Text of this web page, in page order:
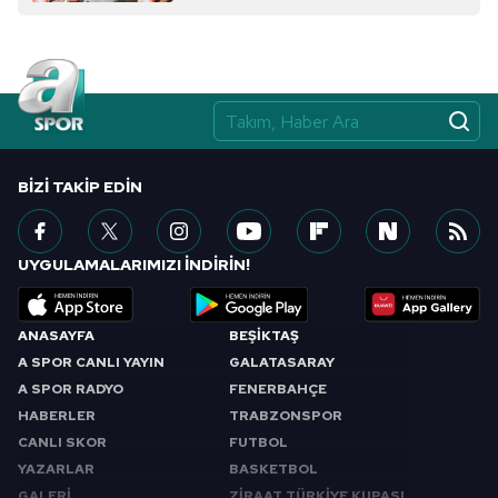
vasıtasıyla belirleyebilirsiniz. Çerezlere ilişkin detaylı bilgi
için Ayarlar butonuna tıklayabilir,Çerez Bilgilendirme
Metnimizi
ziyaret edebilirsiniz.
6698 sayılı Kişisel Verilerin Korunması Kanunu uyarınca
ilgili mevzuata uygun olarak kullanılan çerezlerle ilgili bilgi
almak için lütfen
tıklayınız .
ANASAYFA
A SPOR CANLI YAYIN
A SPOR RADYO
HABERLER
CANLI SKOR
YAZARLAR
BEŞİKTAŞ
GALATASARAY
FENERBAHÇE
TRABZONSPOR
FUTBOL
BASKETBOL
BIZI TAKIP EDIN
UYGULAMALARIMIZI İNDİRİN!